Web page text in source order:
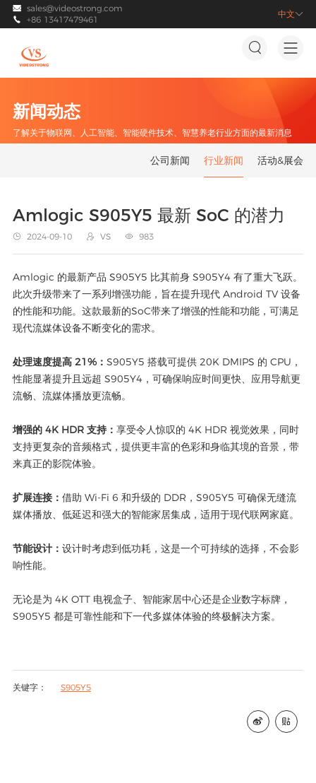
中文
 sales@videostrong.com
 +86 13417479461

新闻动态
了解关于物联网、人工智能、智能硬件技术、智慧养老行业方面的最新消息
公司新闻 行业新闻 活动&展会
Amlogic S905Y5 最新 SoC 的潜力
 2024-09-10  VS  983
Amlogic 的最新产品 S905Y5 比其前身 S905Y4 有了重大飞跃。
此次升级带来了一系列增强功能，旨在提升现代 Android TV 设备
的性能和功能。这款最新的SoC带来了增强的性能和功能，可满足
现代流媒体设备不断变化的需求。
处理速度提高 21%： S905Y5 搭载可提供 20K DMIPS 的 CPU，
性能显著提升且远超 S905Y4，可确保响应时间更快、应用导航更
流畅、流媒体播放更流畅。
增强的 4K HDR 支持： 享受令人惊叹的 4K HDR 视觉效果，同时
支持更复杂的音频格式，提供更丰富的色彩和身临其境的音景，带
来真正的影院体验。
扩展连接： 借助 Wi-Fi 6 和升级的 DDR，S905Y5 可确保无缝流
媒体播放、低延迟和强大的智能家居集成，适用于现代联网家庭。
节能设计： 设计时考虑到低功耗，这是一个可持续的选择，不会影
响性能。
无论是为 4K OTT 电视盒子、智能家居中心还是企业数字标牌，
S905Y5 都是可靠性能和下一代多媒体体验的终极解决方案。
关键字： S905Y5
 